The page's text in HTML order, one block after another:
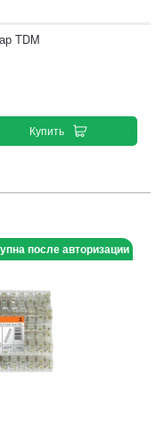
TDM
Купить
после авторизации